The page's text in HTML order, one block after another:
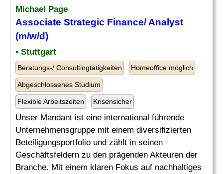
Michael Page
Associate Strategic Finance/ Analyst
(m/w/d)
• Stuttgart
Beratungs-/ Consultingtätigkeiten Homeoffice möglich
Abgeschlossenes Studium
Flexible Arbeitszeiten Krisensicher
Unser Mandant ist eine international führende
Unternehmensgruppe mit einem diversifizierten
Beteiligungsportfolio und zählt in seinen
Geschäftsfeldern zu den prägenden Akteuren der
Branche. Mit einem klaren Fokus auf nachhaltiges